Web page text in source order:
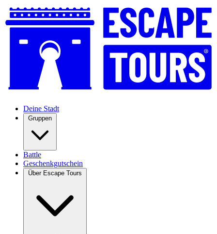
Deine Stadt
Gruppen
Battle
Geschenkgutschein
Über Escape Tours